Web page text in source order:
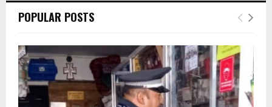
POPULAR POSTS